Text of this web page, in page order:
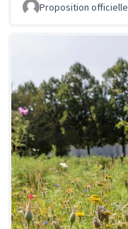
Proposition officielle